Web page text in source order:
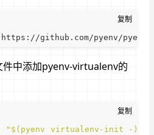
中添加pyenv-virtualenv的
"$(pyenv virtualenv-init -)"'